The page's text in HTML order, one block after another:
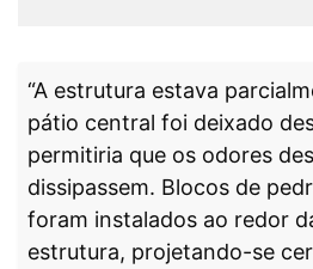
“A estrutura estava
pátio central foi deixado
permitiria que os odores
dissipassem. Blocos de
foram instalados ao redor
estrutura, projetando-se